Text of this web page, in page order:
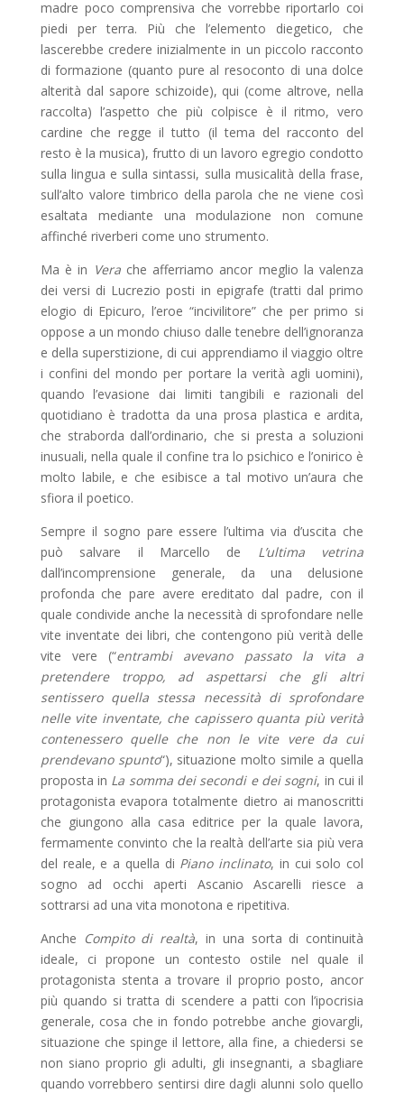
madre poco comprensiva che vorrebbe riportarlo coi
piedi per terra. Più che l’elemento diegetico, che
lascerebbe credere inizialmente in un piccolo racconto
di formazione (quanto pure al resoconto di una dolce
alterità dal sapore schizoide), qui (come altrove, nella
raccolta) l’aspetto che più colpisce è il ritmo, vero
cardine che regge il tutto (il tema del racconto del
resto è la musica), frutto di un lavoro egregio condotto
sulla lingua e sulla sintassi, sulla musicalità della frase,
sull’alto valore timbrico della parola che ne viene così
esaltata mediante una modulazione non comune
affinché riverberi come uno strumento.
Ma è in Verache afferriamo ancor meglio la valenza
dei versi di Lucrezio posti in epigrafe (tratti dal primo
elogio di Epicuro, l’eroe “incivilitore” che per primo si
oppose a un mondo chiuso dalle tenebre dell’ignoranza
e della superstizione, di cui apprendiamo il viaggio oltre
i confini del mondo per portare la verità agli uomini),
quando l’evasione dai limiti tangibili e razionali del
quotidiano è tradotta da una prosa plastica e ardita,
che straborda dall’ordinario, che si presta a soluzioni
inusuali, nella quale il confine tra lo psichico e l’onirico è
molto labile, e che esibisce a tal motivo un’aura che
sfiora il poetico.
Sempre il sogno pare essere l’ultima via d’uscita che
può salvare il Marcello de L’ultima vetrina
dall’incomprensione generale, da una delusione
profonda che pare avere ereditato dal padre, con il
quale condivide anche la necessità di sprofondare nelle
vite inventate dei libri, che contengono più verità delle
vite vere (“entrambi avevano passato la vita a
pretendere troppo, ad aspettarsi che gli altri
sentissero quella stessa necessità di sprofondare
nelle vite inventate, che capissero quanta più verità
contenessero quelle che non le vite vere da cui
prendevano spunto“), situazione molto simile a quella
proposta in La somma dei secondi e dei sogni, in cui il
protagonista evapora totalmente dietro ai manoscritti
che giungono alla casa editrice per la quale lavora,
fermamente convinto che la realtà dell’arte sia più vera
del reale, e a quella di Piano inclinato, in cui solo col
sogno ad occhi aperti Ascanio Ascarelli riesce a
sottrarsi ad una vita monotona e ripetitiva.
Anche Compito di realtà, in una sorta di continuità
ideale, ci propone un contesto ostile nel quale il
protagonista stenta a trovare il proprio posto, ancor
più quando si tratta di scendere a patti con l’ipocrisia
generale, cosa che in fondo potrebbe anche giovargli,
situazione che spinge il lettore, alla fine, a chiedersi se
non siano proprio gli adulti, gli insegnanti, a sbagliare
quando vorrebbero sentirsi dire dagli alunni solo quello